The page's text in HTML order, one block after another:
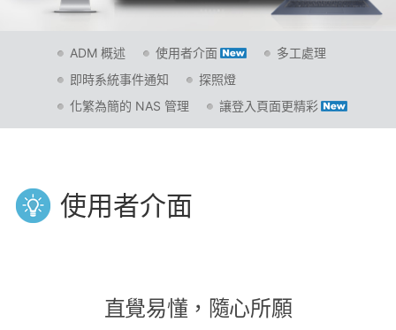
ADM 概述 使用者介面
多工處理
即時系統事件通知
探照燈
化繁為簡的 NAS 管理
讓登入頁面更精彩
使用者介面
直覺易懂，隨心所願